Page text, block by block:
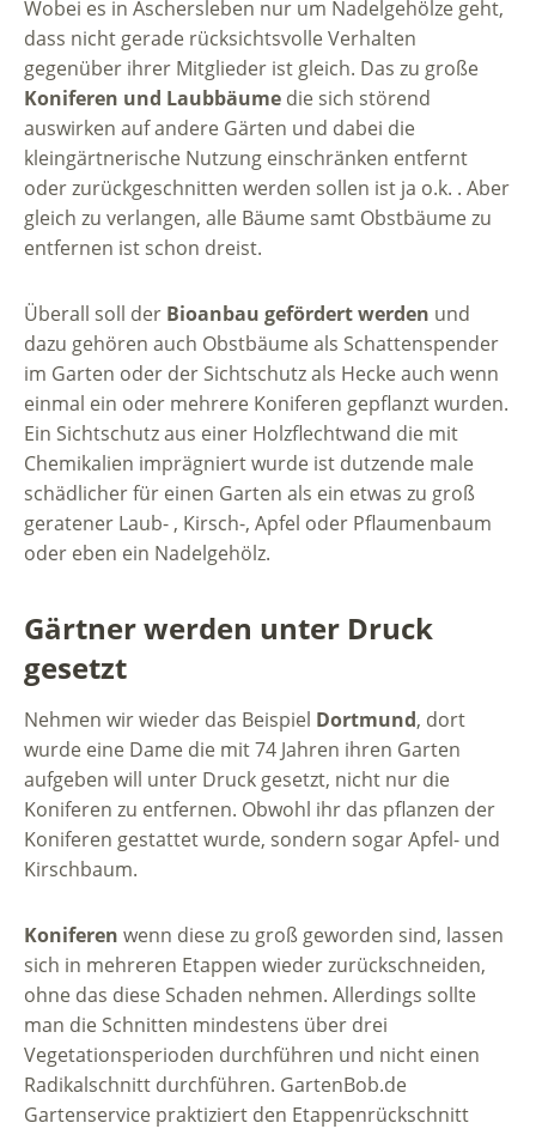
Wobei es in Aschersleben nur um Nadelgehölze geht,
dass nicht gerade rücksichtsvolle Verhalten
gegenüber ihrer Mitglieder ist gleich. Das zu große
Koniferen und Laubbäume die sich störend
auswirken auf andere Gärten und dabei die
kleingärtnerische Nutzung einschränken entfernt
oder zurückgeschnitten werden sollen ist ja o.k. . Aber
gleich zu verlangen, alle Bäume samt Obstbäume zu
entfernen ist schon dreist.
Überall soll der Bioanbau gefördert werden und
dazu gehören auch Obstbäume als Schattenspender
im Garten oder der Sichtschutz als Hecke auch wenn
einmal ein oder mehrere Koniferen gepflanzt wurden.
Ein Sichtschutz aus einer Holzflechtwand die mit
Chemikalien imprägniert wurde ist dutzende male
schädlicher für einen Garten als ein etwas zu groß
geratener Laub- , Kirsch-, Apfel oder Pflaumenbaum
oder eben ein Nadelgehölz.
Gärtner werden unter Druck
gesetzt
Nehmen wir wieder das Beispiel Dortmund, dort
wurde eine Dame die mit 74 Jahren ihren Garten
aufgeben will unter Druck gesetzt, nicht nur die
Koniferen zu entfernen. Obwohl ihr das pflanzen der
Koniferen gestattet wurde, sondern sogar Apfel- und
Kirschbaum.
Koniferen wenn diese zu groß geworden sind, lassen
sich in mehreren Etappen wieder zurückschneiden,
ohne das diese Schaden nehmen. Allerdings sollte
man die Schnitten mindestens über drei
Vegetationsperioden durchführen und nicht einen
Radikalschnitt durchführen. GartenBob.de
Gartenservice praktiziert den Etappenrückschnitt